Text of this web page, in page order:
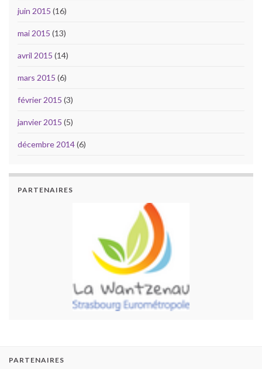
juin 2015 (16)
mai 2015 (13)
avril 2015 (14)
mars 2015 (6)
février 2015 (3)
janvier 2015 (5)
décembre 2014(6)
PARTENAIRES